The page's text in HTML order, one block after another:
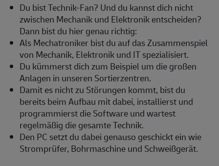
Du bist Technik-Fan? Und du kannst dich nicht
zwischen Mechanik und Elektronik entscheiden?
Dann bist du hier genau richtig:
Als Mechatroniker bist du auf das Zusammenspiel
von Mechanik, Elektronik und IT spezialisiert.
Du kümmerst dich zum Beispiel um die großen
Anlagen in unseren Sortierzentren.
Damit es nicht zu Störungen kommt, bist du
bereits beim Aufbau mit dabei, installierst und
programmierst die Software und wartest
regelmäßig die gesamte Technik.
Den PC setzt du dabei genauso geschickt ein wie
Stromprüfer, Bohrmaschine und Schweißgerät.